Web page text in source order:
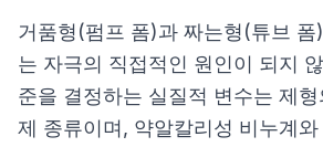
거품형(펌프 폼)과 짜는형(튜브 폼
는 자극의 직접적인 원인이 되지
준을 결정하는 실질적 변수는 제
제 종류이며, 약알칼리성 비누계